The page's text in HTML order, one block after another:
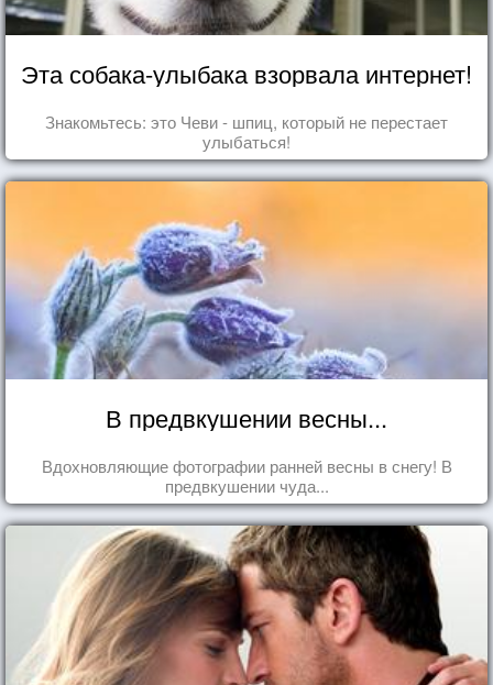
Эта собака-улыбака взорвала интернет!
Знакомьтесь: это Чеви - шпиц, который не перестает
улыбаться!
В предвкушении весны...
Вдохновляющие фотографии ранней весны в снегу! В
предвкушении чуда...